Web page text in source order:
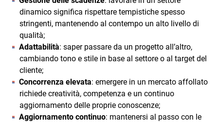
dinamico significa rispettare tempistiche spesso
stringenti, mantenendo al contempo un alto livello di
qualità;
Adattabilità: saper passare da un progetto all’altro,
cambiando tono e stile in base al settore o al target del
cliente;
Concorrenza elevata: emergere in un mercato affollato
richiede creatività, competenza e un continuo
aggiornamento delle proprie conoscenze;
Aggiornamento continuo: mantenersi al passo con le